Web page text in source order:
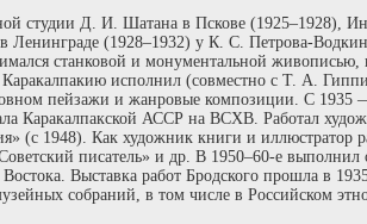
студии Д. И. Шатана в Пскове (1925–1928),
в Ленинграде (1928–1932) у К. С. Петрова-
станковой и монументальной живописью,
исполнил (совместно с Т. А.
пейзажи и жанровые композиции. С 1935
Каракалпакской АССР на ВСХВ. Работал
(с 1948). Как художник книги и иллюстратор
писатель» и др. В 1950–60-е выполнил
Выставка работ Бродского прошла в
собраний, в том числе в Российском